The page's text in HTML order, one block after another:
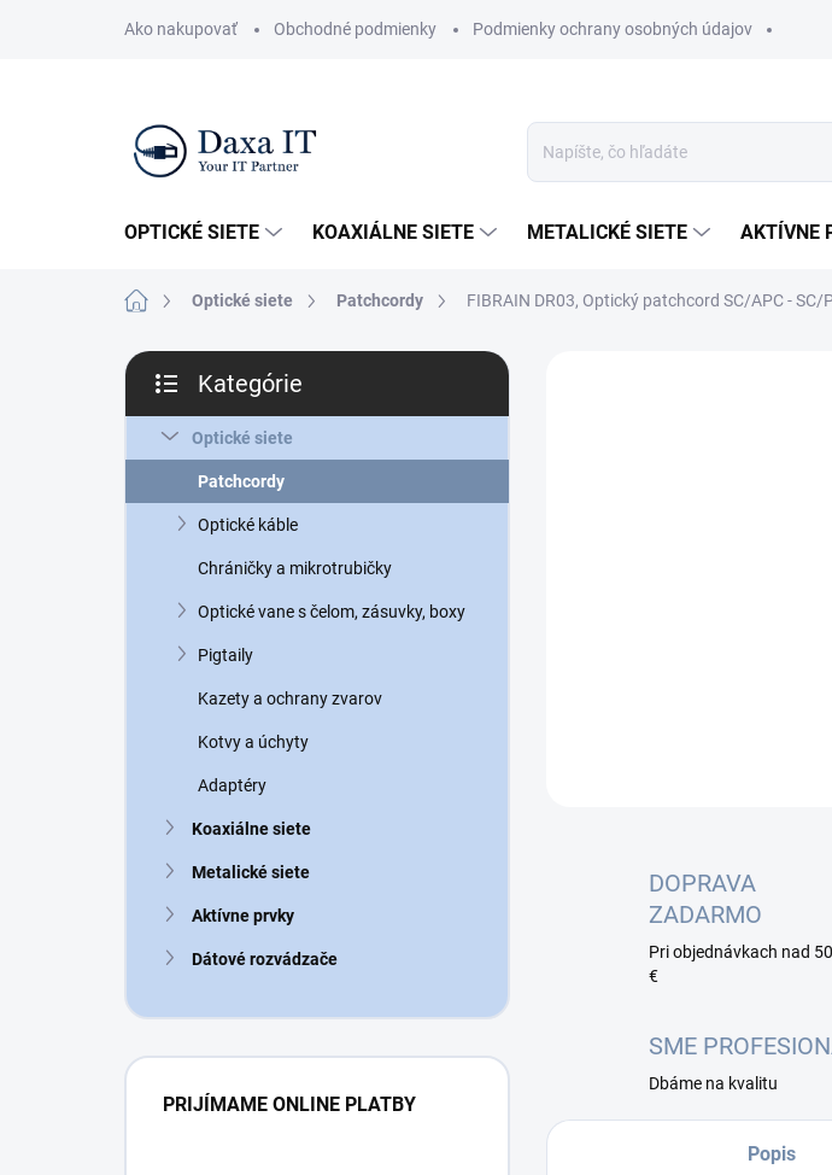
Ako nakupovať Obchodné podmienky Podmienky ochrany osobných údajov
OPTICKÉ SIETE KOAXIÁLNE SIETE METALICKÉ SIETE AKTÍVNE
DomovOptické siete Patchcordy FIBRAIN DR03, Optický patchcord SC/APC -
B
č
ý
p
kategórie
Kategórie
Optické siete
Patchcordy
Optické káble
Chráničky a mikrotrubičky
Optické vane s čelom, zásuvky, boxy
Pigtaily
Kazety a ochrany zvarov
Kotvy a úchyty
Adaptéry
Koaxiálne siete
Metalické siete
Aktívne prvky
Dátové rozvádzače
PRIJÍMAME ONLINE PLATBY
DOPRAVA
ZADARMO
Pri objednávkach nad
€
SME
Dbáme na kvalitu
Popis